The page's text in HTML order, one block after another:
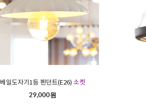
베일도자기1등 펜던트(E26) 소켓
29,000원